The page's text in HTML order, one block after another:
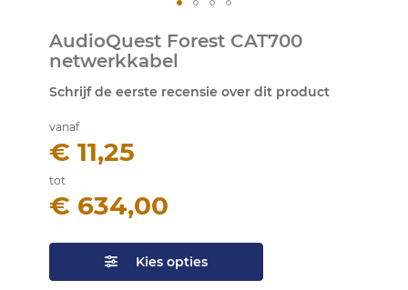
AudioQuest Forest CAT700
netwerkkabel
Schrijf de eerste recensie over dit product
vanaf
€ 11,25
tot
€ 634,00
Kies opties
naar
het
van
afbeeldingen-
gallerij